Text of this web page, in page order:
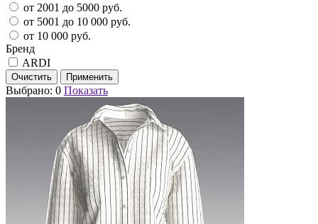
от 2001 до 5000 руб.
от 5001 до 10 000 руб.
от 10 000 руб.
Бренд
ARDI
Выбрано: 0 Показать